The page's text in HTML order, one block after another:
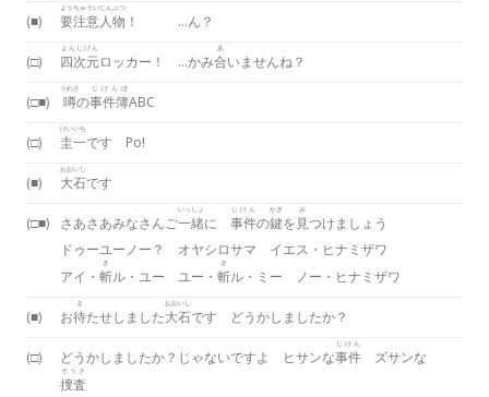
(■) 要注意
ようちゅうい
人物
じんぶつ
！ …ん？
(□) 四次元
よんじげん
ロッカー！ …かみ合
あ
いませんね？
(□■) 噂
うわさ
の事件簿
じけんぼ
ABC
(□) 圭一
けいいち
です Po!
(■) 大石
おおいし
です
(□■) さあさあみなさんご一緒
いっしょ
に 事件
じけん
の鍵
かぎ
を見
み
つけましょう
ドゥーユーノー？ オヤシロサマ イエス・ヒナミザワ
アイ・ 斬
き
ル・ユー ユー・ 斬
き
ル・ミー ノー・ヒナミザワ
(■) お待
ま
たせしました大石
おおいし
です どうかしましたか？
(□) どうかしましたか？じゃないですよ ヒサンな事件
じけん
ズサンな
捜査
そうさ